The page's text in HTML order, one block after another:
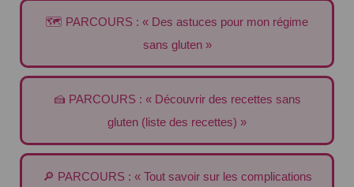
🗺️ PARCOURS : « Des astuces pour mon régime
sans gluten »
🍰 PARCOURS : « Découvrir des recettes sans
gluten (liste des recettes) »
🔎 PARCOURS : « Tout savoir sur les complications